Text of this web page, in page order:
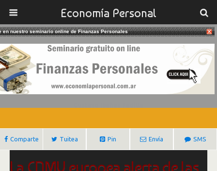
Economía Personal
17/11/2017
Alertan Sobre Las Emisiones De
Criptodivisas
Comparte Tuitea Pin Envía SMS
La CNMV europea alerta de las
en nuestro seminario online de Finanzas Personales